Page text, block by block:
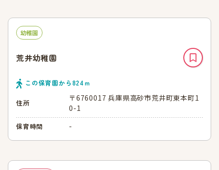
幼稚園
荒井幼稚園
この保育園から824 ｍ
住所
〒6760017 兵庫県高砂市荒井町東本町1
0-1
保育時間 -